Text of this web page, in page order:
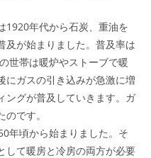
1920年代から石炭、重油を
及が始まりました。普及率は
世帯は暖炉やストーブで暖
にガスの引き込みが急激に増
ングが普及していきます。ガ
です。
年頃から始まりました。そ
して暖房と冷房の両方が必要